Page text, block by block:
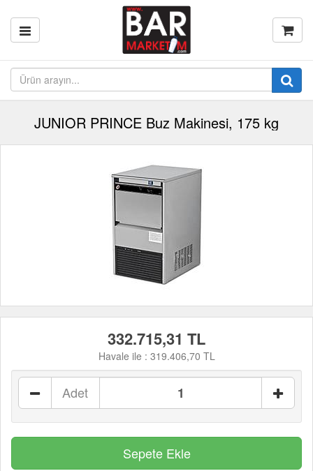
JUNIOR PRINCE Buz Makinesi, 175 kg
332.715,31 TL
Havale ile : 319.406,70 TL
Adet